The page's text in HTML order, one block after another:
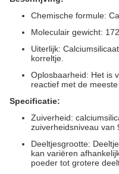
Chemische formule:
Moleculair gewicht:
Uiterlijk:
korreltje.
Oplosbaarheid: Het is
reactief met de meeste
Specificatie:
Zuiverheid:
zuiverheidsniveau van
Deeltjesgrootte:
kan variëren
poeder tot grotere